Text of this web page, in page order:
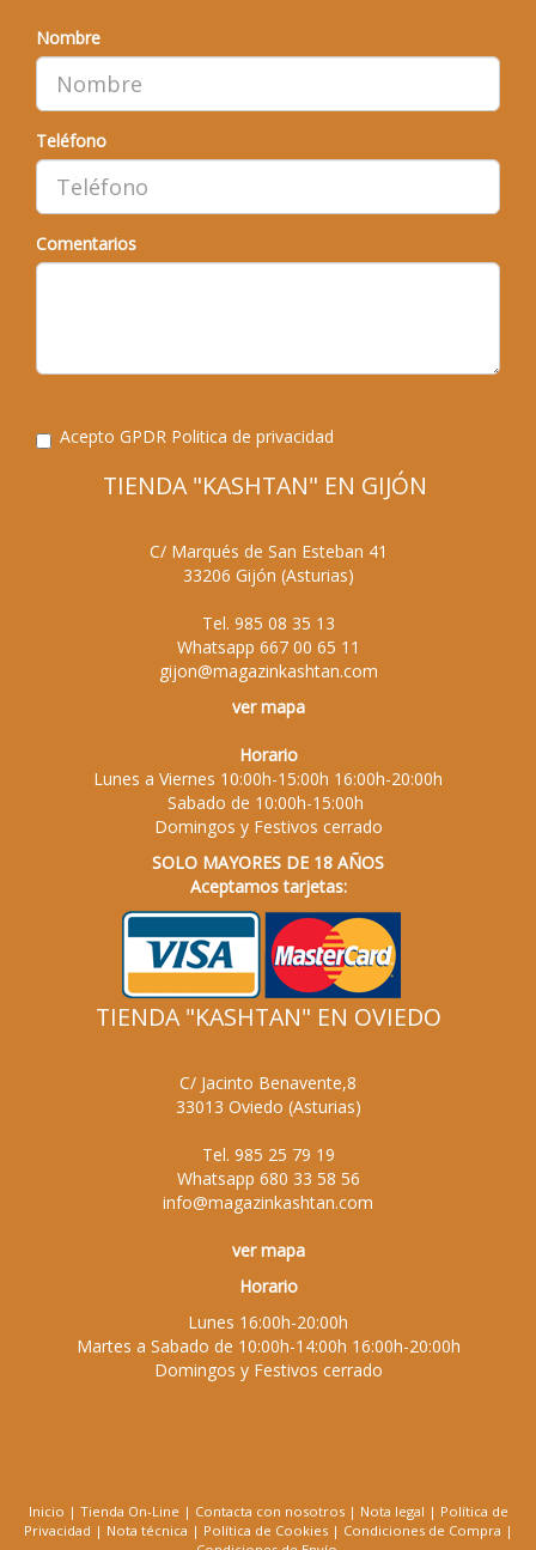
Nombre
Teléfono
Comentarios
Acepto GPDR Politica de privacidad
TIENDA "KASHTAN" EN GIJÓN
C/ Marqués de San Esteban 41
33206 Gijón (Asturias)
Tel. 985 08 35 13
Whatsapp 667 00 65 11
gijon@magazinkashtan.com
ver mapa
Horario
Lunes a Viernes 10:00h-15:00h 16:00h-20:00h
Sabado de 10:00h-15:00h
Domingos y Festivos cerrado
SOLO MAYORES DE 18 AÑOS
Aceptamos tarjetas:
TIENDA "KASHTAN" EN OVIEDO
C/ Jacinto Benavente,8
33013 Oviedo (Asturias)
Tel. 985 25 79 19
Whatsapp 680 33 58 56
info@magazinkashtan.com
ver mapa
Horario
Lunes 16:00h-20:00h
Martes a Sabado de 10:00h-14:00h 16:00h-20:00h
Domingos y Festivos cerrado
Inicio | Tienda On-Line | Contacta con nosotros| Nota legal | Política de
Privacidad | Nota técnica | Política de Cookies| Condiciones de Compra |